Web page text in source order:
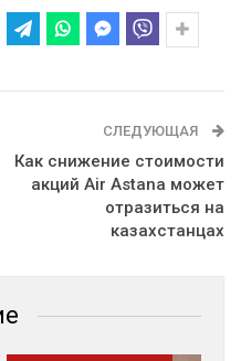
СЛЕДУЮЩАЯ
Как снижение стоимости
акций Air Astana может
отразиться на
казахстанцах